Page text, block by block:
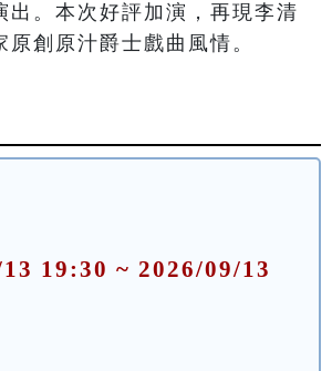
出。本次好評加演，再現李清
原創原汁爵士戲曲風情。
19:30 ~ 2026/09/13